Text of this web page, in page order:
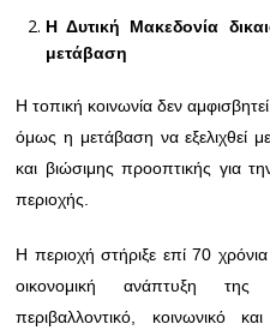
Η Δυτική Μακεδονία
μετάβαση
Η τοπική κοινωνία δεν
όμως η μετάβαση να εξελιχθεί
και βιώσιμης προοπτικής για
περιοχής.
Η περιοχή στήριξε επί 70
οικονομική ανάπτυξη
περιβαλλοντικό, κοινωνικό